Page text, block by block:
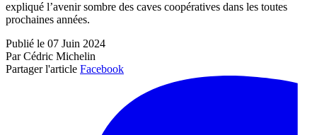
expliqué l’avenir sombre des caves coopératives dans les toutes
prochaines années.
Publié le 07 Juin 2024
Par Cédric Michelin
Partager l'article Facebook